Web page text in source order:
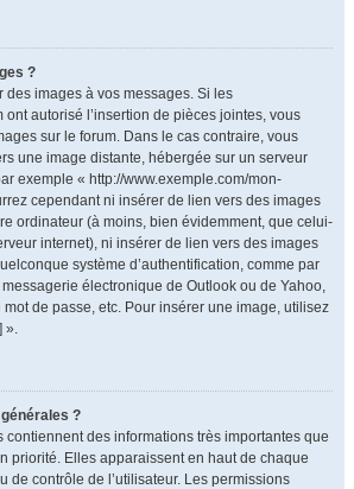
?
des images à vos messages. Si les
ont autorisé l’insertion de pièces jointes, vous
sur le forum. Dans le cas contraire, vous
une image distante, hébergée sur un serveur
exemple « http://www.exemple.com/mon-
cependant ni insérer de lien vers des images
ordinateur (à moins, bien évidemment, que celui-
internet), ni insérer de lien vers des images
système d’authentification, comme par
électronique de Outlook ou de Yahoo,
mot de passe, etc. Pour insérer une image, utilisez
».
?
contiennent des informations très importantes que
priorité. Elles apparaissent en haut de chaque
de contrôle de l’utilisateur. Les permissions